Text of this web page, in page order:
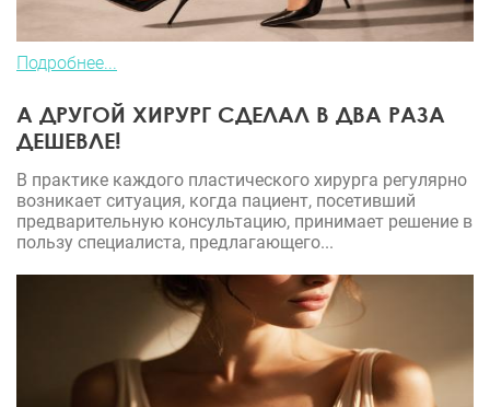
Подробнее...
А ДРУГОЙ ХИРУРГ СДЕЛАЛ В ДВА РАЗА
ДЕШЕВЛЕ!
В практике каждого пластического хирурга регулярно
возникает ситуация, когда пациент, посетивший
предварительную консультацию, принимает решение в
пользу специалиста, предлагающего...